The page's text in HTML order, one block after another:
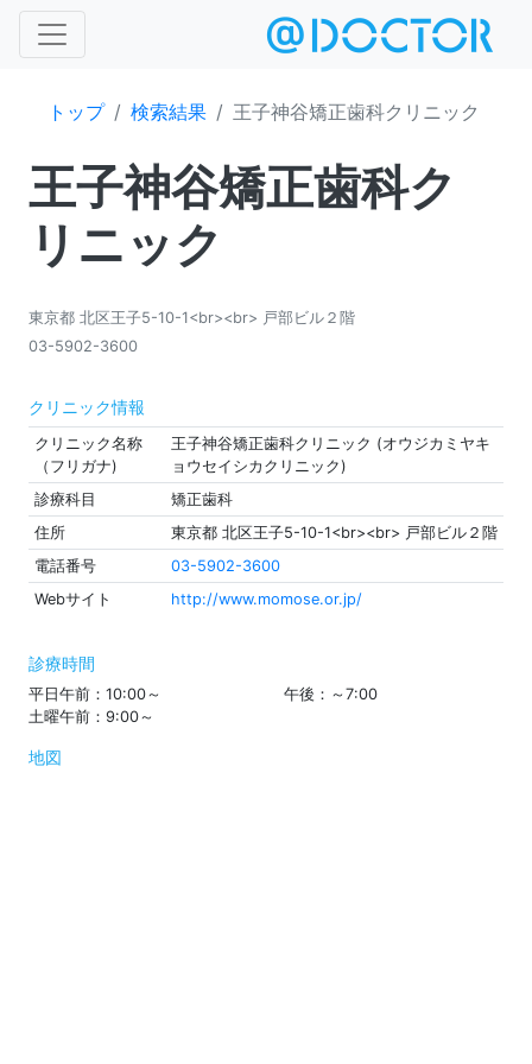
トップ 検索結果 王子神谷矯正歯科クリニック
王子神谷矯正歯科ク
リニック
東京都 北区王子5-10-1<br><br> 戸部ビル２階
03-5902-3600
クリニック情報
クリニック名称
（フリガナ)
王子神谷矯正歯科クリニック (オウジカミヤキ
ョウセイシカクリニック)
診療科目
矯正歯科
住所
東京都 北区王子5-10-1<br><br> 戸部ビル２階
電話番号
03-5902-3600
Webサイト
http://www.momose.or.jp/
診療時間
平日午前：10:00～
午後：～7:00
土曜午前：9:00～
地図